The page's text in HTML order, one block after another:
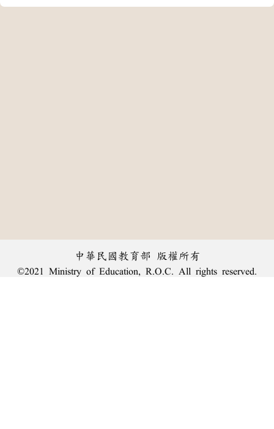
中華民國教育部 版權所有
©2021 Ministry of Education, R.O.C. All rights reserved.